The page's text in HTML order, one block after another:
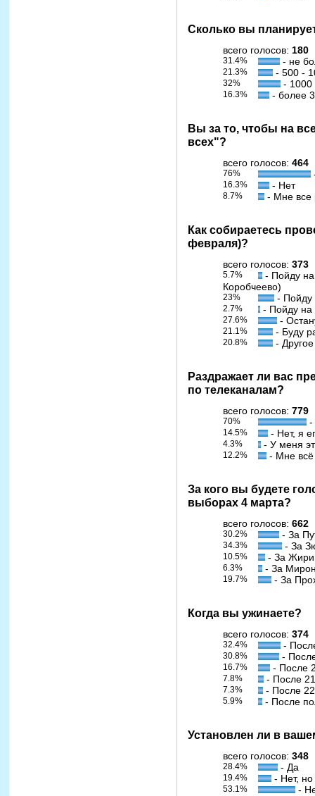
Сколько вы
всего голосов: 180
31.4% - не
21.3% - 500 -
32% - 1000
16.3% - более
Вы за то, чтобы на
всех"?
всего голосов: 464
76%
16.3% - Нет
8.7% - Мне все
Как собираетесь
февраля)?
всего голосов: 373
5.7%
- Пойду на
Коробчеево)
23% - Пойду
2.7% - Пойду на
27.6% -
21.1% - Буду
20.8% - Другое
Раздражает ли вас
по телеканалам?
всего голосов: 779
70% -
14.5% - Нет, я
4.3% - У меня
12.2% - Мне всё
За кого вы будете
выборах 4 марта?
всего голосов: 662
30.2% - За
34.3% - За
10.5% - За
6.3% - За
19.7% - За
Когда вы ужинаете?
всего голосов: 374
32.4% -
30.8% -
16.7% - После
7.8% - После
7.3% - После
5.9% - После
Установлен ли в
всего голосов: 348
28.4% - Да
19.4% - Нет, но
53.1% -